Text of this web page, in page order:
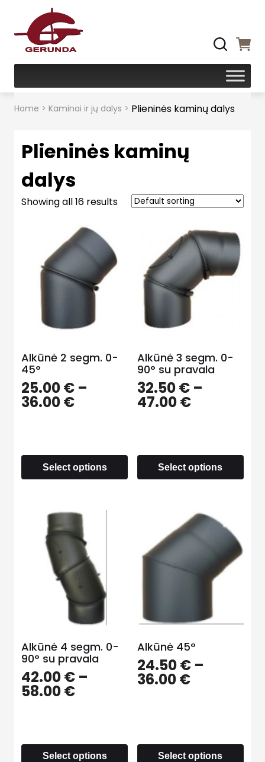
Home > Kaminai ir jų dalys > Plieninės kaminų dalys
Plieninės kaminų
dalys
Showing all 16 results
Alkūnė 2 segm. 0-
45°
25.00€ –
36.00€
Select options
Alkūnė 3 segm. 0-
90° su pravala
32.50€–
47.00€
Select options
Alkūnė 4 segm. 0-
90° su pravala
42.00€ –
58.00€
Select options
Alkūnė 45°
24.50€–
36.00€
Select options